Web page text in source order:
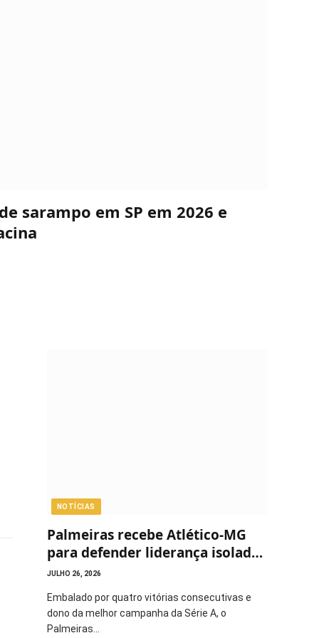
sarampo em SP em 2026 e
NOTÍCIAS
Palmeiras recebe Atlético-MG
para defender liderança isolada
do Brasileirão
JULHO 26, 2026
Embalado por quatro vitórias consecutivas e
dono da melhor campanha da Série A, o
Palmeiras…